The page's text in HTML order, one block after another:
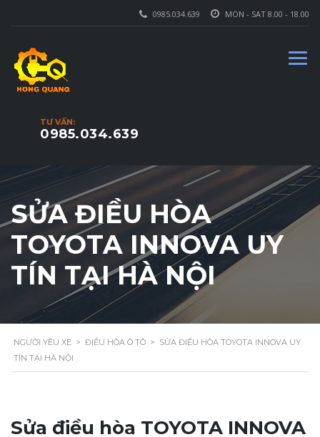
MON - SAT 8.00 - 18.00
0985.034.639
TƯ VẤN:
0985.034.639
SỬA ĐIỀU HÒA
TOYOTA INNOVA UY
TÍN TẠI HÀ NỘI
NGƯỜI YÊU XE > ĐIỀU HÒA Ô TÔ > SỬA ĐIỀU HÒA TOYOTA INNOVA UY
TÍN TẠI HÀ NỘI
Sửa điều hòa TOYOTA INNOVA